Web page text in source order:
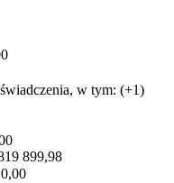
w tym: (+1)
899,98
0,00